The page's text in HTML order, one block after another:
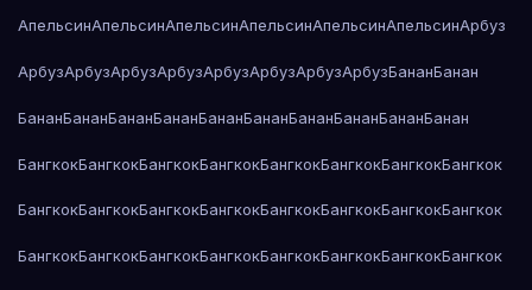
АпельсинАпельсинАпельсинАпельсинАпельсинАпельсинАрбуз
АрбузАрбузАрбузАрбузАрбузАрбузАрбузАрбузБананБанан
БананБананБананБананБананБананБананБананБананБанан
БангкокБангкокБангкокБангкокБангкокБангкокБангкокБангкок
БангкокБангкокБангкокБангкокБангкокБангкокБангкокБангкок
БангкокБангкокБангкокБангкокБангкокБангкокБангкокБангкок